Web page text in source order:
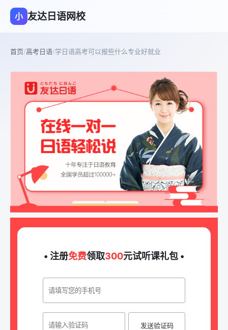
小 友达日语网校
首页/高考日语/学日语高考可以报些什么专业好就业
• 注册免费领取300元试听课礼包 •
发送验证码